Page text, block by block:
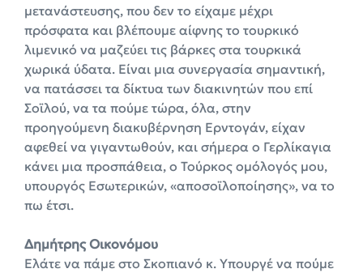
μετανάστευσης, που δεν το είχαμε μέχρι
πρόσφατα και βλέπουμε αίφνης το τουρκικό
λιμενικό να μαζεύει τις βάρκες στα τουρκικά
χωρικά ύδατα. Είναι μια συνεργασία σημαντική,
να πατάσσει τα δίκτυα των διακινητών που επί
Σοϊλού, να τα πούμε τώρα, όλα, στην
προηγούμενη διακυβέρνηση Ερντογάν, είχαν
αφεθεί να γιγαντωθούν, και σήμερα ο Γερλίκαγια
κάνει μια προσπάθεια, ο Τούρκος ομόλογός μου,
υπουργός Εσωτερικών, «αποσοϊλοποίησης», να το
πω έτσι.
Δημήτρης Οικονόμου
Ελάτε να πάμε στο Σκοπιανό κ. Υπουργέ να πούμε